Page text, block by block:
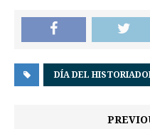
DÍA DEL